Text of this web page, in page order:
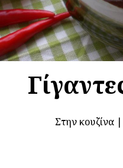
Στην κουζίνα |